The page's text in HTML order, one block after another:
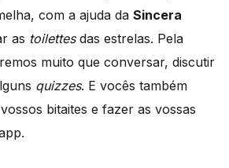
com a ajuda da Sincera
as toilettes das estrelas. Pela
muito que conversar, discutir
quizzes. E vocês também
bitaites e fazer as vossas